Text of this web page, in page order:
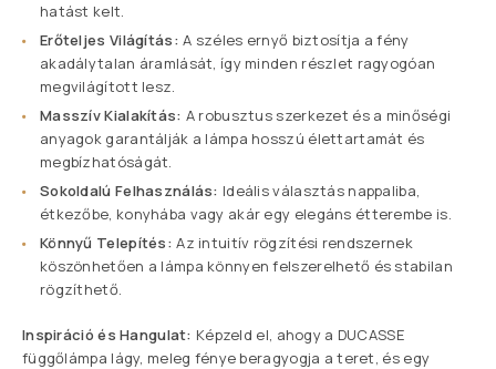
hatást kelt.
Erőteljes Világítás: A széles ernyő biztosítja a fény
akadálytalan áramlását, így minden részlet ragyogóan
megvilágított lesz.
Masszív Kialakítás: A robusztus szerkezet és a minőségi
anyagok garantálják a lámpa hosszú élettartamát és
megbízhatóságát.
Sokoldalú Felhasználás: Ideális választás nappaliba,
étkezőbe, konyhába vagy akár egy elegáns étterembe is.
Könnyű Telepítés: Az intuitív rögzítési rendszernek
köszönhetően a lámpa könnyen felszerelhető és stabilan
rögzíthető.
Inspiráció és Hangulat: Képzeld el, ahogy a DUCASSE
függőlámpa lágy, meleg fénye beragyogja a teret, és egy